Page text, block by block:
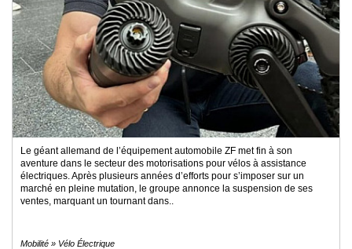
Blogs
Prémium
Inscription
annuaire
pro
Accès
éditeur
Le géant allemand de l’équipement automobile ZF met fin à son
aventure dans le secteur des motorisations pour vélos à assistance
électriques. Après plusieurs années d’efforts pour s’imposer sur un
marché en pleine mutation, le groupe annonce la suspension de ses
ventes, marquant un tournant dans..
Mobilité » Vélo Électrique